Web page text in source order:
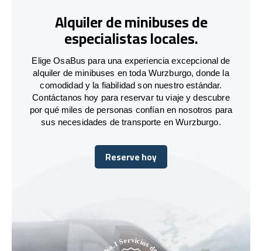
Alquiler de minibuses de
especialistas locales.
Elige OsaBus para una experiencia excepcional de
alquiler de minibuses en toda Wurzburgo, donde la
comodidad y la fiabilidad son nuestro estándar.
Contáctanos hoy para reservar tu viaje y descubre
por qué miles de personas confían en nosotros para
sus necesidades de transporte en Wurzburgo.
Reserve hoy
Reserve hoy